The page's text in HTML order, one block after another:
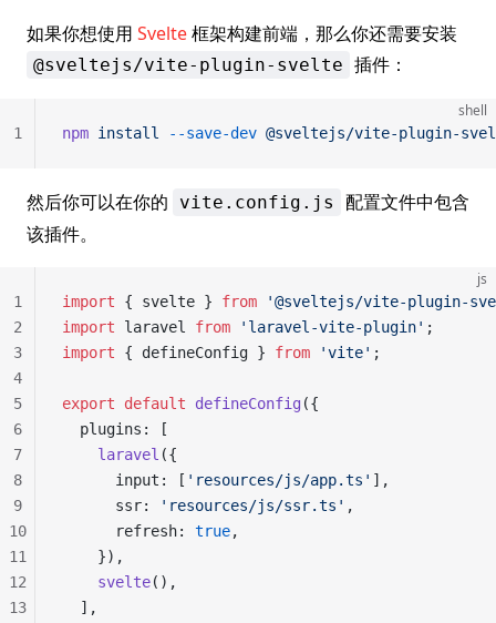
如果你想使用 Svelte框架构建前端，那么你还需要安装
@sveltejs/vite-plugin-svelte 插件：
shell
npm install --save-dev @sveltejs/vite-plugin-
1
然后你可以在你的 vite.config.js
配置文件中包含
该插件。
js
import { svelte } from '@sveltejs/vite-plugin-
import laravel from 'laravel-vite-plugin' ;
import { defineConfig } from 'vite' ;
export default defineConfig ({
  plugins: [
    laravel
({
      input: [
'resources/js/app.ts' ],
      ssr:
'resources/js/ssr.ts' ,
      refresh:
true,
    }),
    svelte
(),
  ],
1
2
3
4
5
6
7
8
9
10
11
12
13